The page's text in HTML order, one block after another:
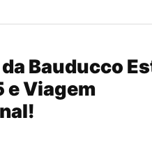
Bauducco
e Viagem